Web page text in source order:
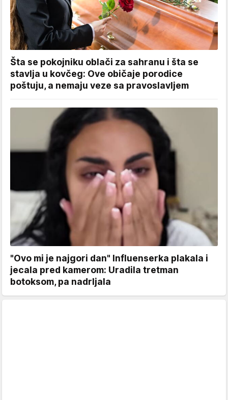
Šta se pokojniku oblači za sahranu i šta se
stavlja u kovčeg: Ove običaje porodice
poštuju, a nemaju veze sa pravoslavljem
"Ovo mi je najgori dan" Influenserka plakala i
jecala pred kamerom: Uradila tretman
botoksom, pa nadrljala